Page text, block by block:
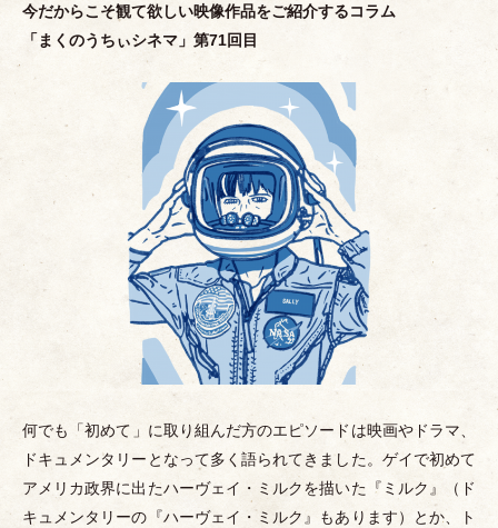
今だからこそ観て欲しい映像作品をご紹介するコラム
「まくのうちぃシネマ 」 第71回目
何でも 「初めて 」 に取り組んだ方のエピソードは映画やドラマ、
ドキュメンタリーとなって多く語られてきました。ゲイで初めて
アメリカ政界に出たハーヴェイ ・ ミルクを描いた『ミルク』 （ ド
キュメンタリーの『ハーヴェイ ・ミルク』もあります）
とか、ト